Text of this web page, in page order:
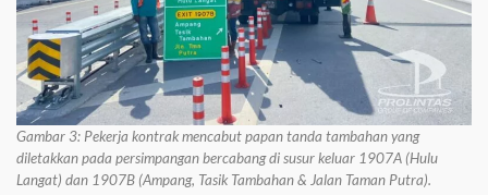
Gambar 3: Pekerja kontrak mencabut papan tanda tambahan yang
diletakkan pada persimpangan bercabang di susur keluar 1907A (Hulu
Langat) dan 1907B (Ampang, Tasik Tambahan & Jalan Taman Putra).